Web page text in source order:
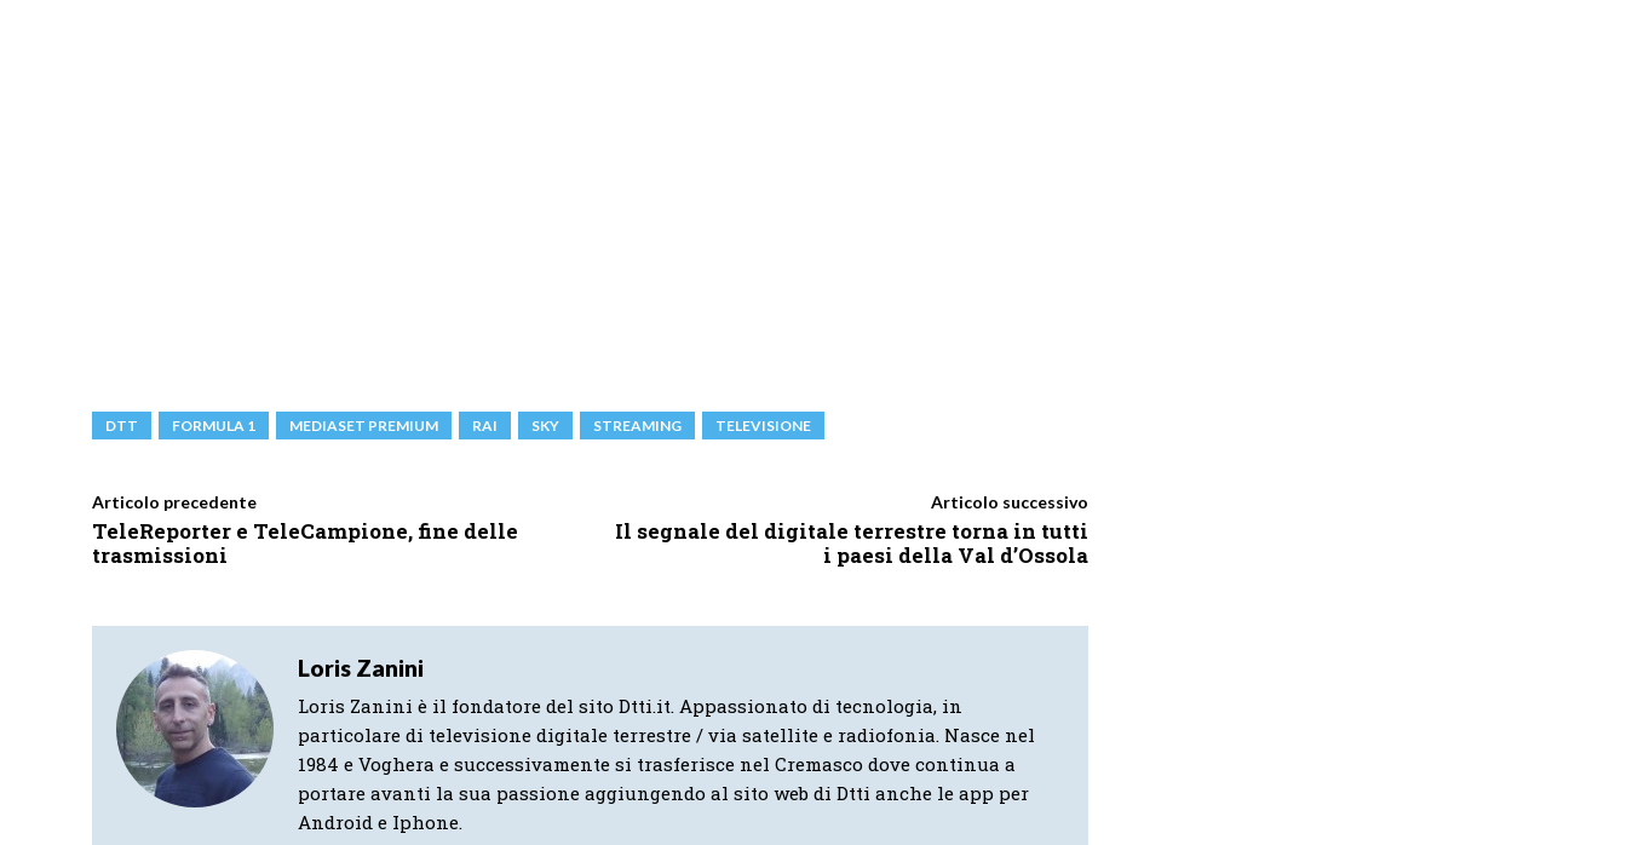
DTT FORMULA 1 MEDIASET PREMIUM RAI SKY STREAMING TELEVISIONE
Articolo precedente
TeleReporter e TeleCampione, fine delle
trasmissioni
Articolo successivo
Il segnale del digitale terrestre torna in tutti
i paesi della Val d’Ossola
Loris Zanini
Loris Zanini è il fondatore del sito Dtti.it. Appassionato di tecnologia, in
particolare di televisione digitale terrestre / via satellite e radiofonia. Nasce nel
1984 e Voghera e successivamente si trasferisce nel Cremasco dove continua a
portare avanti la sua passione aggiungendo al sito web di Dtti anche le app per
Android e Iphone.